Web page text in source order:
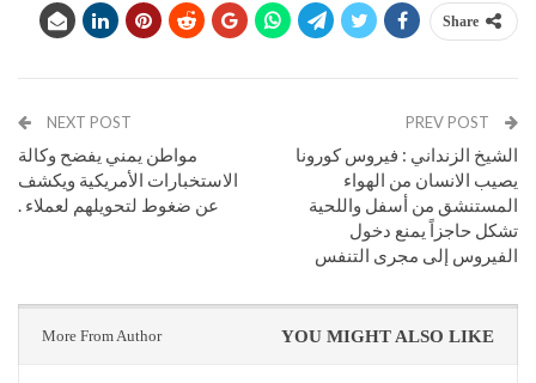
Share
الشيخ الزنداني : فيروس كورونا
يصيب الانسان من الهواء
المستنشق من أسفل واللحية
تشكل حاجزاً يمنع دخول
الفيروس إلى مجرى التنفس
NEXT POST
مواطن يمني يفضح وكالة
الاستخبارات الأمريكية ويكشف
عن ضغوط لتحويلهم لعملاء .
YOU MIGHT ALSO LIKE
More From Author